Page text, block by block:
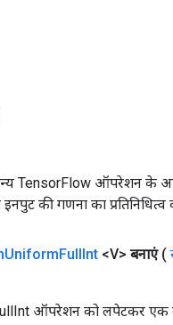
TensorFlow ऑपरेशन के
की गणना का प्रतिनिधित्व
UniformFullInt <V> बनाएं (
ऑपरेशन को लपेटकर एक